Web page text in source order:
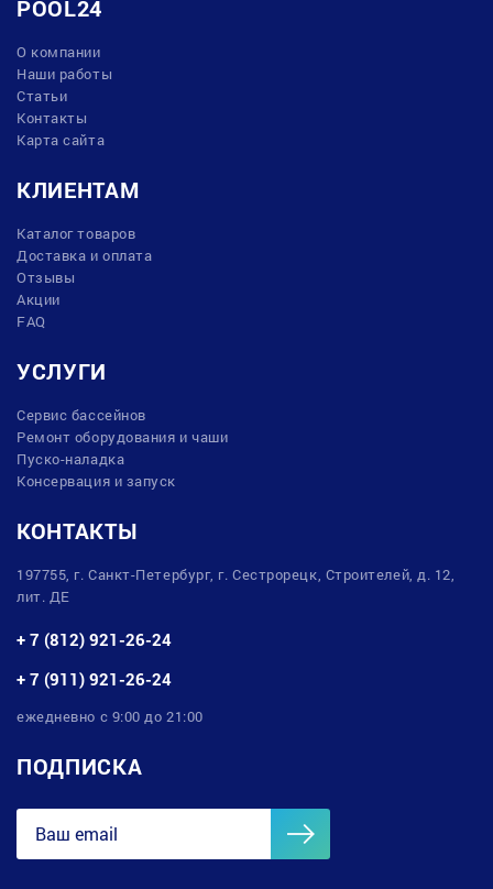
POOL24
О компании
Наши работы
Статьи
Контакты
Карта сайта
КЛИЕНТАМ
Каталог товаров
Доставка и оплата
Отзывы
Акции
FAQ
УСЛУГИ
Сервис бассейнов
Ремонт оборудования и чаши
Пуско-наладка
Консервация и запуск
КОНТАКТЫ
197755, г. Санкт-Петербург, г. Сестрорецк, Строителей, д. 12,
лит. ДЕ
+ 7 (812) 921-26-24
+ 7 (911) 921-26-24
ежедневно с 9:00 до 21:00
ПОДПИСКА